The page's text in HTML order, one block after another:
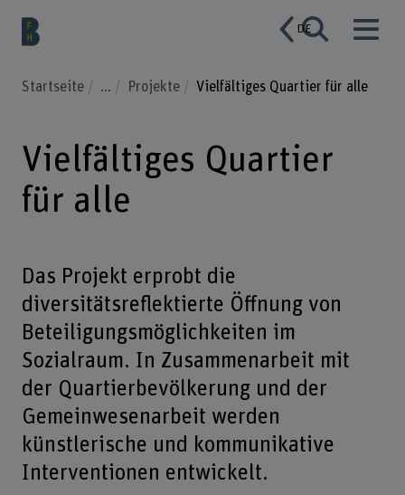
DE
Startseite ... Projekte Vielfältiges Quartier für alle
Vielfältiges Quartier
für alle
Das Projekt erprobt die
diversitätsreflektierte Öffnung von
Beteiligungsmöglichkeiten im
Sozialraum. In Zusammenarbeit mit
der Quartierbevölkerung und der
Gemeinwesenarbeit werden
künstlerische und kommunikative
Interventionen entwickelt.